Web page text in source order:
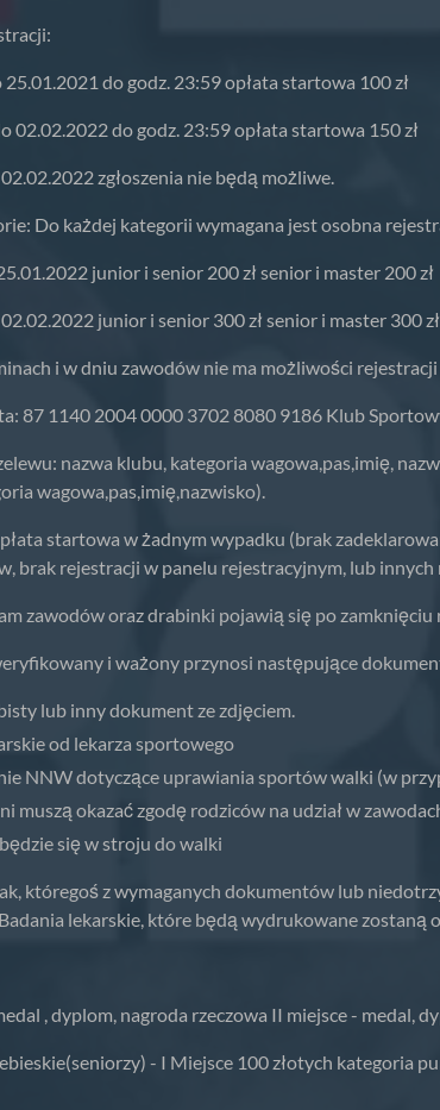
do godz. 23:59 opłata startowa 100 zł
02.02.2022 do godz. 23:59 opłata startowa 150 zł
zgłoszenia nie będą możliwe.
Do każdej kategorii wymagana jest osobna
junior i senior 200 zł senior i master 200 zł
junior i senior 300 zł senior i master 300 zł
i w dniu zawodów nie ma możliwości rejestracji
87 1140 2004 0000 3702 8080 9186 Klub
nazwa klubu, kategoria wagowa,pas,imię,
wagowa,pas,imię,nazwisko).
startowa w żadnym wypadku (brak
brak rejestracji w panelu rejestracyjnym, lub
zawodów oraz drabinki pojawią się po zamknięciu
i ważony przynosi następujące
lub inny dokument ze zdjęciem.
od lekarza sportowego
NNW dotyczące uprawiania sportów walki (w
muszą okazać zgodę rodziców na udział w
się w stroju do walki
któregoś z wymaganych dokumentów lub
lekarskie, które będą wydrukowane zostaną
, dyplom, nagroda rzeczowa II miejsce - medal,
- I Miejsce 100 złotych kategoria